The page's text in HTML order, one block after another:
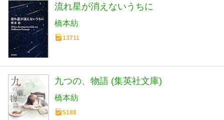
流れ星が消えないうちに
橋本紡
13711
九つの、物語 (集英社文庫)
橋本紡
5188